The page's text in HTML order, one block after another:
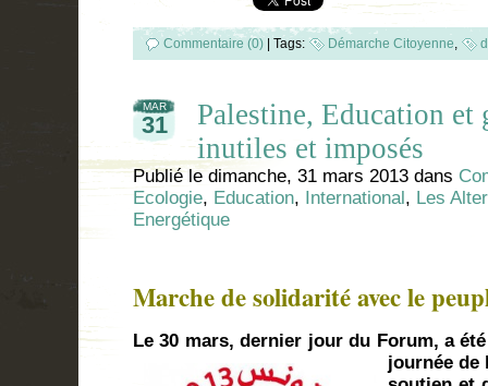
Commentaire (0) | Tags: Démarche Citoyenne,
MAR
31
Palestine, Education et
inutiles et imposés
Publié ledimanche, 31 mars 2013 dans
Ecologie, Education, International, Les
Energétique
Marche de solidarité avec le
Le 30 mars, dernier jour du Forum, a
journée de